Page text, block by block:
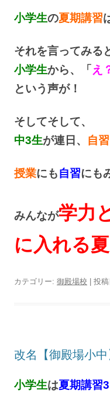
小学生の夏期講習
それを言ってみる
小学生から、「 え
という声が！
そしてそして、
中3生が連日、 自
授業にも自習にも
みんなが学力
に入れる夏
カテゴリー: 御殿場校 | 投
改名【御殿場小中
小学生は夏期講習